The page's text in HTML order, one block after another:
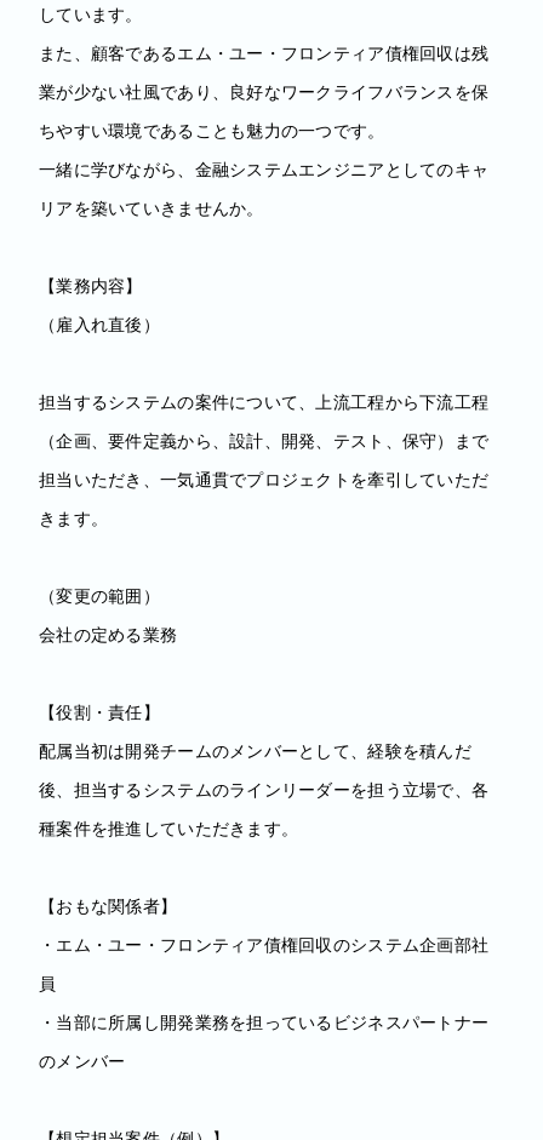
しています。
また、顧客であるエム・ユー・フロンティア債権回収は残
業が少ない社風であり、良好なワークライフバランスを保
ちやすい環境であることも魅力の一つです。
一緒に学びながら、金融システムエンジニアとしてのキャ
リアを築いていきませんか。
【業務内容】
（雇入れ直後）
担当するシステムの案件について、上流工程から下流工程
（企画、要件定義から、設計、開発、テスト、保守）まで
担当いただき、一気通貫でプロジェクトを牽引していただ
きます。
（変更の範囲）
会社の定める業務
【役割・責任】
配属当初は開発チームのメンバーとして、経験を積んだ
後、担当するシステムのラインリーダーを担う立場で、各
種案件を推進していただきます。
【おもな関係者】
・エム・ユー・フロンティア債権回収のシステム企画部社
員
・当部に所属し開発業務を担っているビジネスパートナー
のメンバー